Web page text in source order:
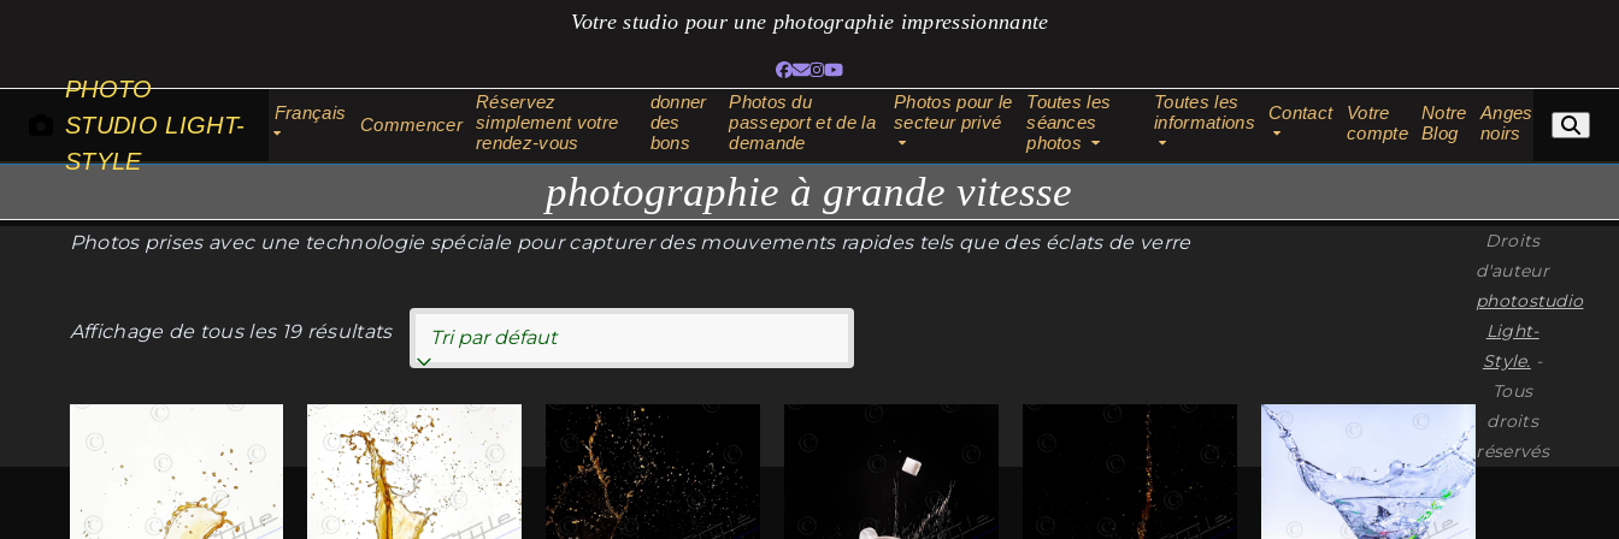
contenu
Votre studio pour une photographie impressionnante
Facebook
Adresse
électronique
Instagram
YouTube
PHOTO
STUDIO LIGHT-
STYLE
Français
Commencer
Réservez
simplement votre
rendez-vous
donner
des
bons
Photos du
passeport et de la
demande
Photos pour le
secteur privé
Toutes les
séances
photos
Toutes les
informations
Contact
Votre
compte
Notre
Blog
Anges
noirs
photographie à grande vitesse
Photos prises avec une technologie spéciale pour capturer des mouvements rapides tels que des éclats de verre
Affichage de tous les 19 résultats
produit
plusieurs
Ce
produit
plusieurs
Ce
produit
plusieurs
Ce
produit
plusieurs
Droits
d'auteur
photostudio
Light-
Style. -
Tous
droits
réservés